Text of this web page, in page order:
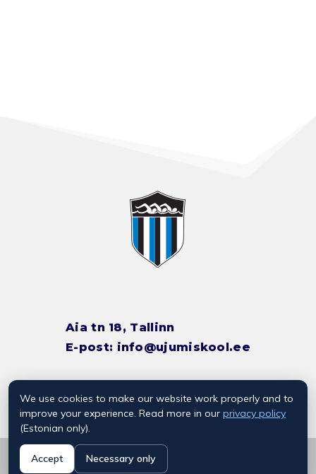
Aia tn 18, Tallinn
E-post: info@ujumiskool.ee
TREENERITE KONTAKTID
© 2026 Kalevi Ujumiskool
We use cookies to make our website work properly and to
improve your experience. Read more in our privacy policy
(Estonian only).
Accept Necessary only